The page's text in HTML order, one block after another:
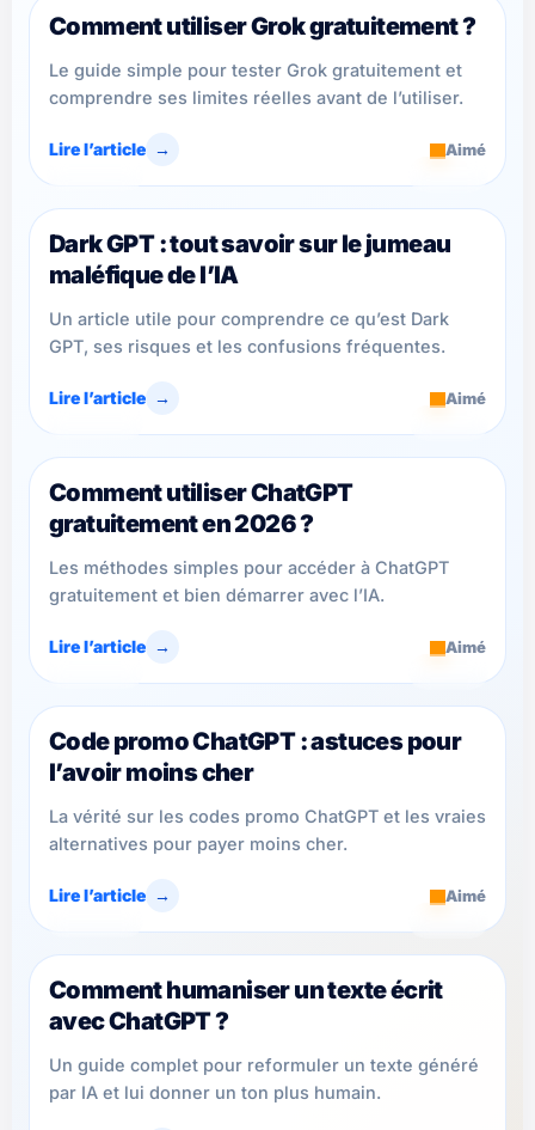
Comment utiliser Grok gratuitement ?
Le guide simple pour tester Grok gratuitement et
comprendre ses limites réelles avant de l’utiliser.
Lire l’article → Aimé
Dark GPT : tout savoir sur le jumeau
maléfique de l’IA
Un article utile pour comprendre ce qu’est Dark
GPT, ses risques et les confusions fréquentes.
Lire l’article → Aimé
Comment utiliser ChatGPT
gratuitement en 2026 ?
Les méthodes simples pour accéder à ChatGPT
gratuitement et bien démarrer avec l’IA.
Lire l’article → Aimé
Code promo ChatGPT : astuces pour
l’avoir moins cher
La vérité sur les codes promo ChatGPT et les vraies
alternatives pour payer moins cher.
Lire l’article → Aimé
Comment humaniser un texte écrit
avec ChatGPT ?
Un guide complet pour reformuler un texte généré
par IA et lui donner un ton plus humain.